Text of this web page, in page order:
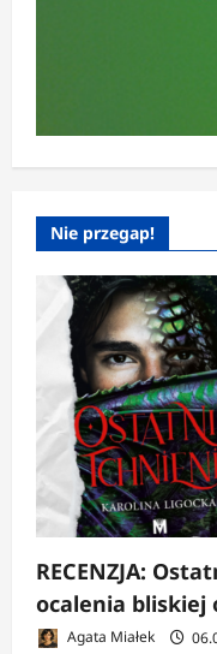
Nie przegap!
RECENZJA:
ocalenia bliskiej
Agata Miałek